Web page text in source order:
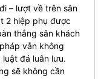
– lượt về trên sân
2 hiệp phụ được
thắng sân khách
vẫn không
đá luân lưu.
sẽ không cần